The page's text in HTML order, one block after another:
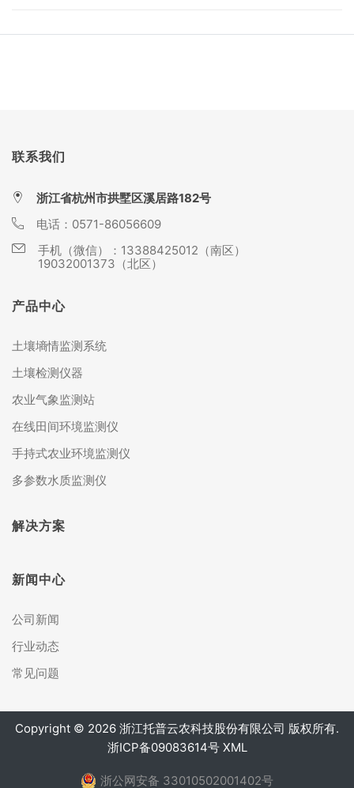
联系我们
浙江省杭州市拱墅区溪居路182号
电话： 0571-86056609
手机（微信）： 13388425012（南区）
19032001373（北区）
产品中心
土壤墒情监测系统
土壤检测仪器
农业气象监测站
在线田间环境监测仪
手持式农业环境监测仪
多参数水质监测仪
解决方案
新闻中心
公司新闻
行业动态
常见问题
Copyright © 2026 浙江托普云农科技股份有限公司 版权所有.
浙ICP备09083614号 XML
浙公网安备 33010502001402号